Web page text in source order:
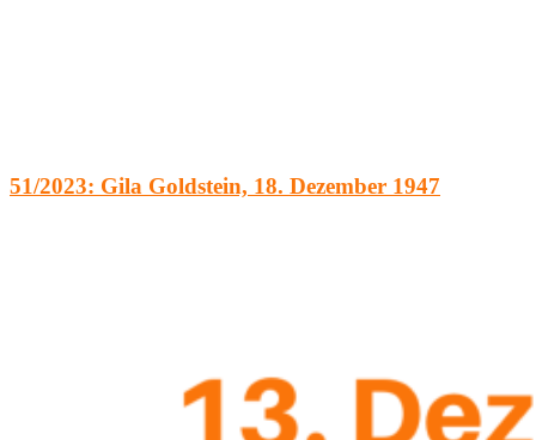
51/2023: Gila Goldstein, 18. Dezember 1947